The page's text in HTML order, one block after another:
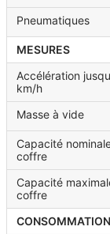
Pneumatiques
MESURES
Accélération
km/h
Masse à vide
Capacité
coffre
Capacité
coffre